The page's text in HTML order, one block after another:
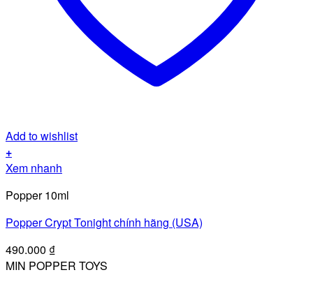
Add to wishlist
+
Xem nhanh
Popper 10ml
Popper Crypt Tonight chính hãng (USA)
490.000 ₫
MIN POPPER TOYS